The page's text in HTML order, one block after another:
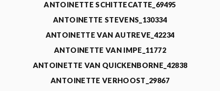
ANTOINETTE SCHITTECATTE_69495
ANTOINETTE STEVENS_130334
ANTOINETTE VAN AUTREVE_42234
ANTOINETTE VAN IMPE_11772
ANTOINETTE VAN QUICKENBORNE_42838
ANTOINETTE VERHOOST_29867